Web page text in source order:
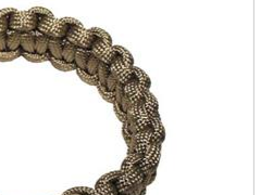
€
za kampiranje.